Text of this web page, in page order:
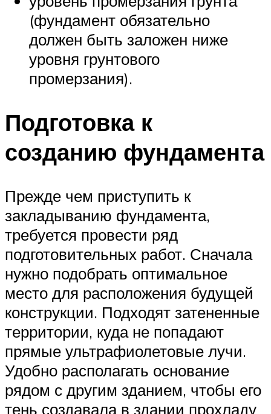
(фундамент обязательно
должен быть заложен ниже
уровня грунтового
промерзания).
Подготовка к
созданию фундамента
Прежде чем приступить к
закладыванию фундамента,
требуется провести ряд
подготовительных работ. Сначала
нужно подобрать оптимальное
место для расположения будущей
конструкции. Подходят затененные
территории, куда не попадают
прямые ультрафиолетовые лучи.
Удобно располагать основание
рядом с другим зданием, чтобы его
тень создавала в здании прохладу